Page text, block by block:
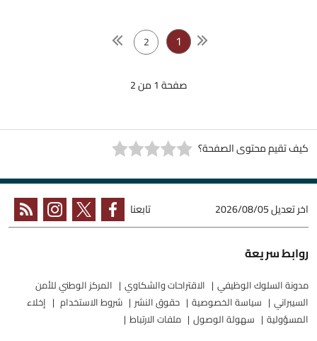
1
2
صفحة 1 من 2
كيف تقيم محتوى الصفحة؟
اخر تعديل2026/08/05 تابعنا
روابط سريعة
مدونة السلوك الوظيفي الاقتراحات والشكاوي
المركز الوطني للأمن
السيبراني
سياسة الخصوصية حقوق النشر شروط الاستخدام
إخلاء
المسؤولية
سهولة الوصول ملفات الارتباط